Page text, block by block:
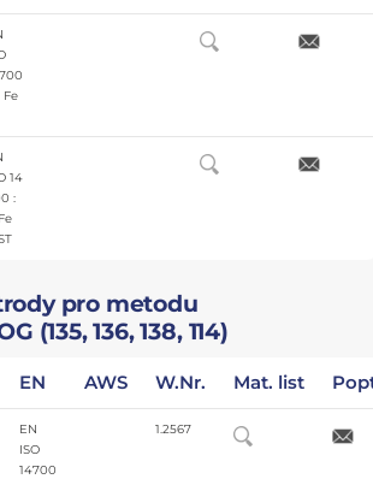
Fe
14
:
pro metodu
(135, 136, 138, 114)
EN AWS W.Nr. Mat. list
EN
ISO
14700
1.2567